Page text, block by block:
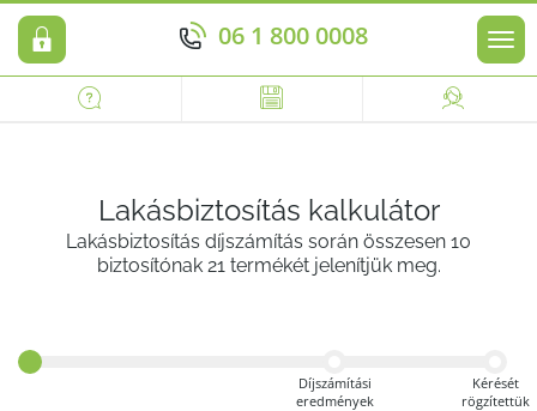
06 1 800 0008
Lakásbiztosítás kalkulátor
Lakásbiztosítás díjszámítás során összesen 10
biztosítónak 21 termékét jelenítjük meg.
Díjszámítási
eredmények
Kérését
rögzítettük